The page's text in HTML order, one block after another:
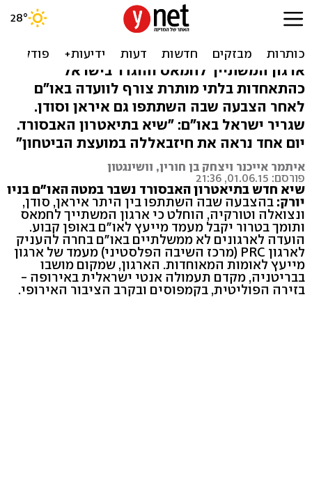
האו"ם צירף ארגון ששייך
לחמאס ותומך בטרור
ארגון המשתייך לחמאס והוגדר בישראל
כהתאחדות בלתי מותרת צורף לוועדה באו"ם
לאחר הצבעה שבה השתתפו גם איראן וסודן.
שגריר ישראל באו"ם: "שיא בתיאטרון האבסורד.
יום אחד נראה את חיזבאללה במועצת הביטחון"
איתמר אייכנר ויצחק בן חורין, וושינגטון
פורסם: 01.06.15, 21:36
שיא חדש בתיאטרון האבסורד נשבר במטה האו"ם בניו
יורק: בהצבעה שבה השתתפו בין היתר איראן, סודן,
ונצואלה וטורקיה, הוחלט כי ארגון המשתייך לחמאס
ותומך בטרור יקבל מעמד מייעץ לאו"ם באופן קבוע.
הועדה לארגונים לא ממשלתיים באו"ם בחרה להעניק
לארגון PRC (מרכז השיבה הפלסטיני) מעמד של ארגון
מייעץ לאומות המאוחדות. הארגון, שמקום מושבו
בבריטניה, מקדם תעמולה אנטי ישראלית באירופה -
בזירה הפוליטית, בקמפוסים ובקרב הציבור האירופי.